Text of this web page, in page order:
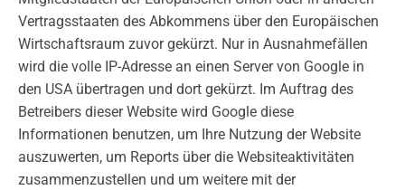
Vertragsstaaten des Abkommens über den Europäischen
Wirtschaftsraum zuvor gekürzt. Nur in Ausnahmefällen
wird die volle IP-Adresse an einen Server von Google in
den USA übertragen und dort gekürzt. Im Auftrag des
Betreibers dieser Website wird Google diese
Informationen benutzen, um Ihre Nutzung der Website
auszuwerten, um Reports über die Websiteaktivitäten
zusammenzustellen und um weitere mit der